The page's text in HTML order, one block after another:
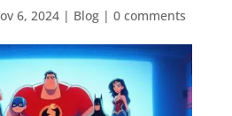
6, 2024| Blog| 0 comments